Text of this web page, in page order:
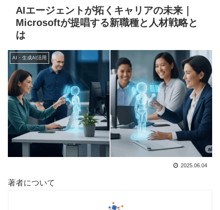
AIエージェントが拓くキャリアの未来｜
Microsoftが提唱する新職種と人材戦略と
は
AI・生成AI活用
2025.06.04
著者について